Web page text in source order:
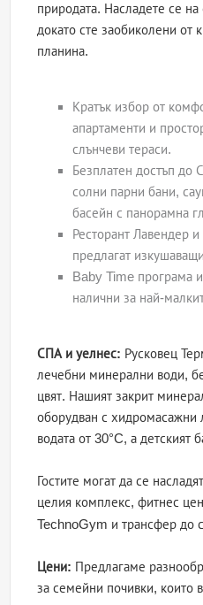
природата. Насладете се
докато сте заобиколени от
планина.
Кратък избор от
апартаменти и
слънчеви тераси.
Безплатен достъп до
солни парни бани,
басейн с панорамна
Ресторант Лавендер
предлагат
Baby Time програма
налични за най-
СПА и уелнес: Русковец
лечебни минерални води,
цвят. Нашият закрит
оборудван с хидромасажни
водата от 30°C, а детският
Гостите могат да се
целия комплекс, фитнес
TechnoGym и трансфер до
Цени: Предлагаме
за семейни почивки, които